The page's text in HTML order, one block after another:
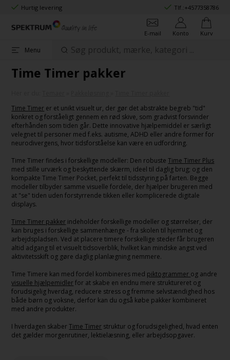
Hurtig levering Tlf.:+4577358786
E-mail Konto Kurv
Menu
Time Timer pakker
Time Timer er et unikt visuelt ur, der gør det abstrakte begreb "tid"
konkret og forståeligt gennem en rød skive, som gradvist forsvinder
efterhånden som tiden går. Dette innovative hjælpemiddel er særligt
velegnet til personer med f.eks. autisme, ADHD eller andre former for
neurodivergens, hvor tidsforståelse kan være en udfordring.
Time Timer findes i forskellige modeller: Den robusteTime Timer Plus
med stille urværk og beskyttende skærm, ideel til daglig brug; og den
kompakte Time Timer Pocket, perfekt til tidsstyring på farten. Begge
modeller tilbyder samme visuelle fordele, der hjælper brugeren med
at "se" tiden uden forstyrrende tikken eller komplicerede digitale
displays.
Time Timer pakker indeholder forskellige modeller og størrelser, der
kan bruges i forskellige sammenhænge - fra skolen til hjemmet og
arbejdspladsen. Ved at placere timere forskellige steder får brugeren
altid adgang til et visuelt tidsoverblik, hvilket kan mindske angst ved
aktivitetsskift og gøre daglig planlægning nemmere.
Time Timere kan med fordel kombineres med piktogrammer og andre
visuelle hjælpemidlerfor at skabe en endnu mere struktureret og
forudsigelig hverdag, reducere stress og fremme selvstændighed hos
både børn og voksne, derfor kan du også købe pakker kombineret
med andre produkter.
I hverdagen skaberTime Timer struktur og forudsigelighed, hvad enten
det gælder morgenrutiner, lektielæsning, eller arbejdsopgaver.